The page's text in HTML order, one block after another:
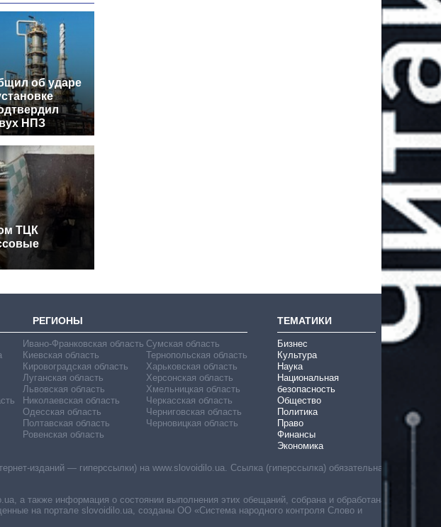
об ударе
НПЗ
ТЦК
РЕГИОНЫ
Ивано-Франковская область
Киевская область
Кировоградская область
Луганская область
Львовская область
Николаевская область
Одесская область
Полтавская область
Ровенская область
Сумская область
Тернопольская область
Харьковская область
Херсонская область
Хмельницкая область
Черкасская область
Черниговская область
Черновицкая область
ТЕМАТИКИ
Бизнес
Культура
Наука
Национальная
безопасность
Общество
Политика
Право
Финансы
Экономика
изданий — гиперссылки) на www.slovoidilo.ua. Ссылка (гиперссылка) обязательна
а также информация о состоянии выполнения этих обещаний, собрана и обработана
на портале slovoidilo.ua, созданы ОО «Система народного контроля Слово и